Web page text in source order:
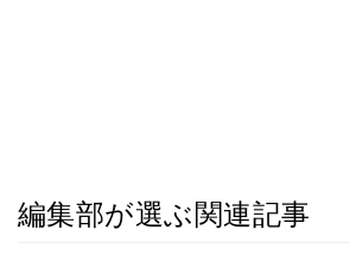
編集部が選ぶ関連記事